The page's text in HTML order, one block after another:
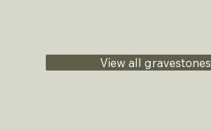
View all gravestones